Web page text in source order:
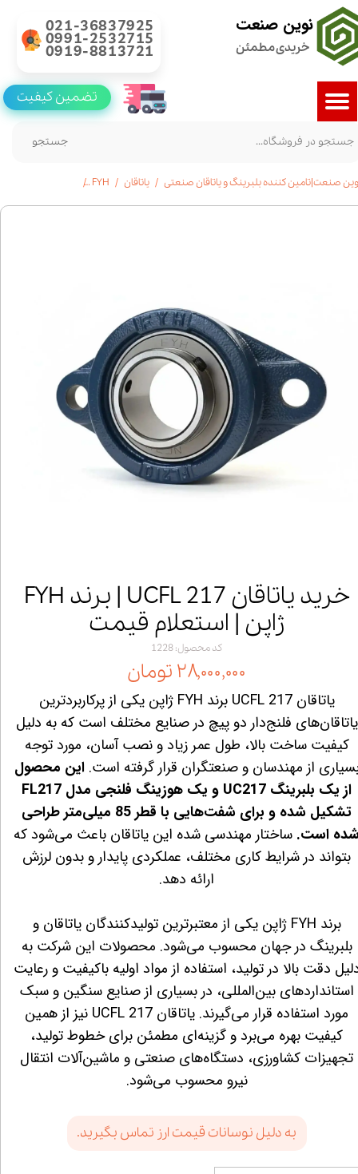
نوین صنعت
خریدی مطمئن
021-36837925
0991-2532715
0919-8813721
جستجو
تضمین کیفیت
صنعت|تامین کننده بلبرینگ و یاتاقان صنعتی یاتاقان FYH
خرید یاتاقان UCFL 217 | برند FYH
ژاپن | استعلام قیمت
کد محصول: 1228
۲۸,۰۰۰,۰۰۰ تومان
یاتاقان UCFL 217 برند FYH ژاپن یکی از پرکاربردترین
یاتاقان‌های فلنج‌دار دو پیچ در صنایع مختلف است که به دلیل
کیفیت ساخت بالا، طول عمر زیاد و نصب آسان، مورد توجه
از مهندسان و صنعتگران قرار گرفته است. این محصول
از یک بلبرینگ UC217 و یک هوزینگ فلنجی مدل FL217
تشکیل شده و برای شفت‌هایی با قطر 85 میلی‌متر طراحی
است. ساختار مهندسی شده این یاتاقان باعث می‌شود که
بتواند در شرایط کاری مختلف، عملکردی پایدار و بدون لرزش
ارائه دهد.
برند FYH ژاپن یکی از معتبرترین تولیدکنندگان یاتاقان و
بلبرینگ در جهان محسوب می‌شود. محصولات این شرکت به
دقت بالا در تولید، استفاده از مواد اولیه باکیفیت و رعایت
استانداردهای بین‌المللی، در بسیاری از صنایع سنگین و سبک
مورد استفاده قرار می‌گیرند. یاتاقان UCFL 217 نیز از همین
کیفیت بهره می‌برد و گزینه‌ای مطمئن برای خطوط تولید،
تجهیزات کشاورزی، دستگاه‌های صنعتی و ماشین‌آلات انتقال
نیرو محسوب می‌شود.
به دلیل نوسانات قیمت ارز تماس بگیرید.